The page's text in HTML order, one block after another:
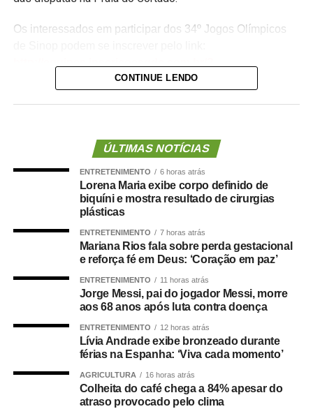
Os interessados em participar dos 34º Jogos Olímpicos
&Comp=948AF46AD1&Cli=4EC5B2AA
&Comp=66DC413E3C&Cli=D046312B
Entre as novidades desta edição está a inclusão das
modalidades de boliche e vôlei de praia nos Jogos
Paralímpicos. Outra atração será o passeio ciclístico, com
percurso entre o Residencial Paris e a Praia do Cortado,
aberto à participação da comunidade. A Praia do Cortado
também passa a integrar oficialmente a programação
esportiva dos jogos. As disputas de beach tennis, vôlei de
praia e futevôlei serão realizadas no local.
A programação dos Jogos Olímpicos conta com
modalidades coletivas e individuais, como basquetebol,
futsal, futebol sete, handebol, voleibol, ciclismo, mountain
bike, natação, karatê, tênis de mesa, xadrez, basquete
3×3, beach tennis, futevôlei e vôlei de praia. Já os 3º
CONTINUE LENDO
ÚLTIMAS NOTÍCIAS
ENTRETENIMENTO 6 horas atrás
Lorena Maria exibe corpo definido de
biquíni e mostra resultado de cirurgias
plásticas
ENTRETENIMENTO 7 horas atrás
Mariana Rios fala sobre perda gestacional
e reforça fé em Deus: ‘Coração em paz’
ENTRETENIMENTO 11 horas atrás
Jorge Messi, pai do jogador Messi, morre
aos 68 anos após luta contra doença
ENTRETENIMENTO 12 horas atrás
Lívia Andrade exibe bronzeado durante
férias na Espanha: ‘Viva cada momento’
AGRICULTURA 16 horas atrás
Colheita do café chega a 84% apesar do
atraso provocado pelo clima